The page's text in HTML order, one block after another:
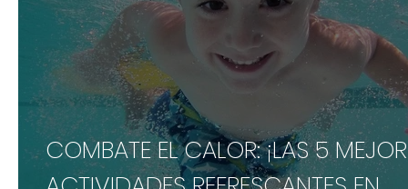
COMBATE EL CALOR: ¡LAS 5